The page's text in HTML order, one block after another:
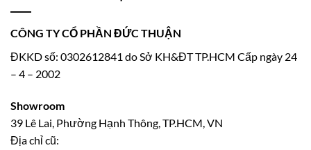
CÔNG TY CỔ PHẦN ĐỨC THUẬN
ĐKKD số: 0302612841 do Sở KH&ĐT TP.HCM Cấp ngày 24
– 4 – 2002
Showroom
39 Lê Lai, Phường Hạnh Thông, TP.HCM, VN
Địa chỉ cũ: